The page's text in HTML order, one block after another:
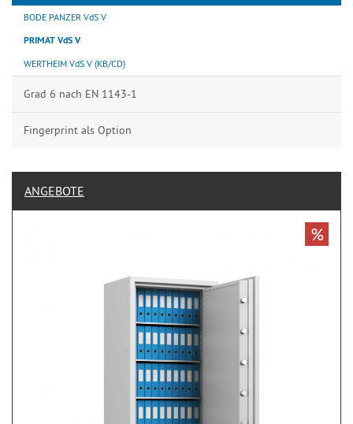
BODE PANZER VdS V
PRIMAT VdS V
WERTHEIM VdS V (KB/CD)
Grad 6 nach EN 1143-1
Fingerprint als Option
ANGEBOTE
%